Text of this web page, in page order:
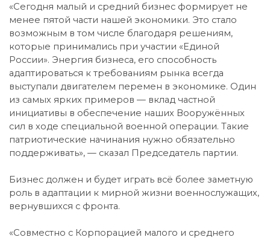
«Сегодня малый и средний бизнес формирует не
менее пятой части нашей экономики. Это стало
возможным в том числе благодаря решениям,
которые принимались при участии «Единой
России». Энергия бизнеса, его способность
адаптироваться к требованиям рынка всегда
выступали двигателем перемен в экономике. Один
из самых ярких примеров — вклад частной
инициативы в обеспечение наших Вооружённых
сил в ходе специальной военной операции. Такие
патриотические начинания нужно обязательно
поддерживать», — сказал Председатель партии.
Бизнес должен и будет играть всё более заметную
роль в адаптации к мирной жизни военнослужащих,
вернувшихся с фронта.
«Совместно с Корпорацией малого и среднего